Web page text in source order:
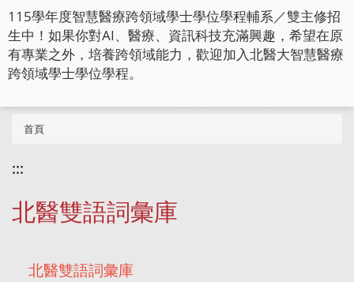
115學年度智慧醫療跨領域學士學位學程輔系／雙主修招
生中！如果你對AI、醫療、資訊科技充滿興趣，希望在原
有專業之外，培養跨領域能力，歡迎加入北醫大智慧醫療
跨領域學士學位學程。
首頁
:::
北醫雙語詞彙庫
北醫雙語詞彙庫